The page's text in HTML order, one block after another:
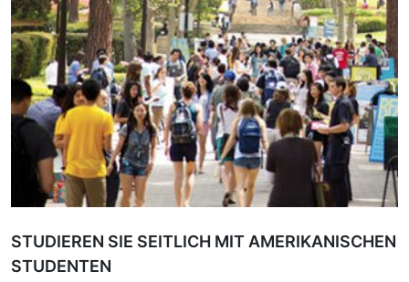
STUDIEREN SIE SEITLICH MIT AMERIKANISCHEN
STUDENTEN